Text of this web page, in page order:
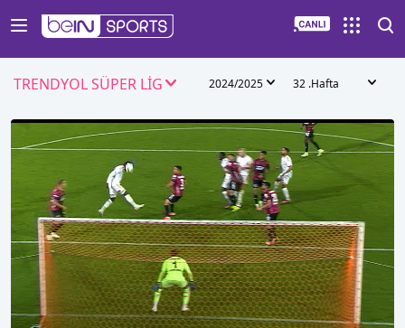
TRENDYOL SÜPER LİG 2024/2025 32 .Hafta
00:01 00:00